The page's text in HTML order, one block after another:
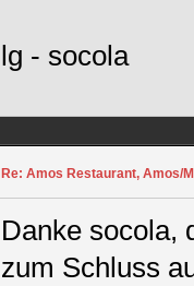
lg - socola
Re: Amos Restaurant, Amos/
Danke socola,
zum Schluss